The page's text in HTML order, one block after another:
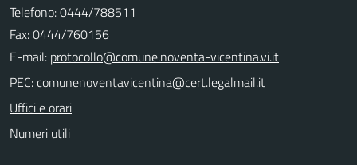
Telefono:0444/788511
Fax: 0444/760156
E-mail:
PEC:
Uffici e orari
Numeri utili